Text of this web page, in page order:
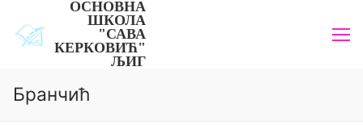
садржаја
ОСНОВНА
ШКОЛА
"САВА
КЕРКОВИЋ"
ЉИГ
Бранчић